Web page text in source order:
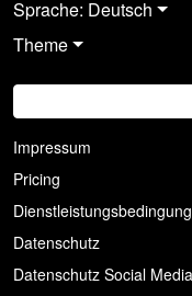
Sprache: Deutsch
Theme
Impressum
Pricing
Datenschutz
Datenschutz Social Media